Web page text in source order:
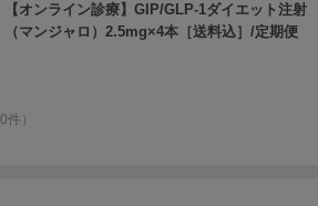
【オンライン診療】GIP/GLP-1ダイエット注射
（マンジャロ）2.5mg×4本［送料込］/定期便
件）